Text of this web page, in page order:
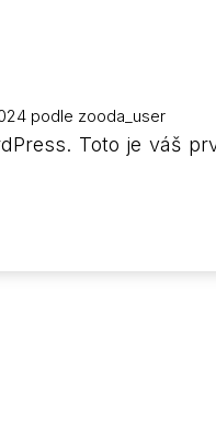
podle zooda_user
Toto je váš